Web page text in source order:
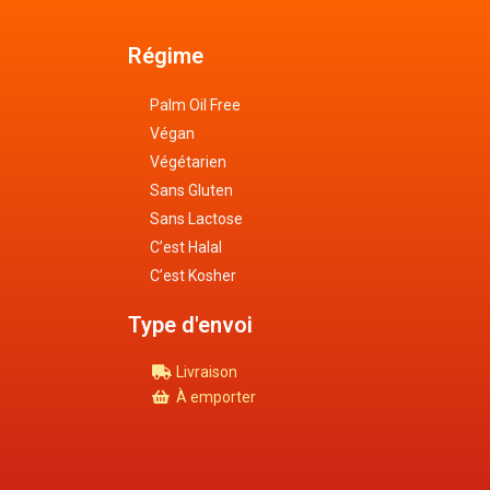
Régime
Palm Oil Free
Végan
Végétarien
Sans Gluten
Sans Lactose
C’est Halal
C’est Kosher
Type d'envoi
Livraison
À emporter